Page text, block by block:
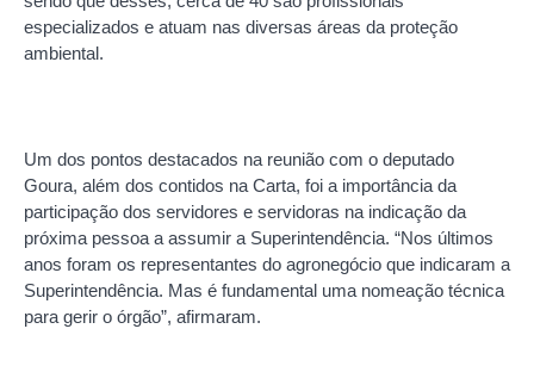
especializados e atuam nas diversas áreas da proteção
ambiental.
Um dos pontos destacados na reunião com o deputado
Goura, além dos contidos na Carta, foi a importância da
participação dos servidores e servidoras na indicação da
próxima pessoa a assumir a Superintendência. “Nos últimos
anos foram os representantes do agronegócio que indicaram a
Superintendência. Mas é fundamental uma nomeação técnica
para gerir o órgão”, afirmaram.